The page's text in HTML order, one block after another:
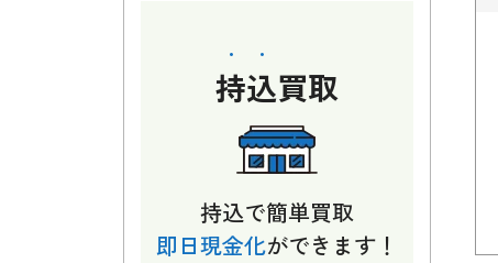
持込買取
持込で簡単買取
即日現金化ができます！